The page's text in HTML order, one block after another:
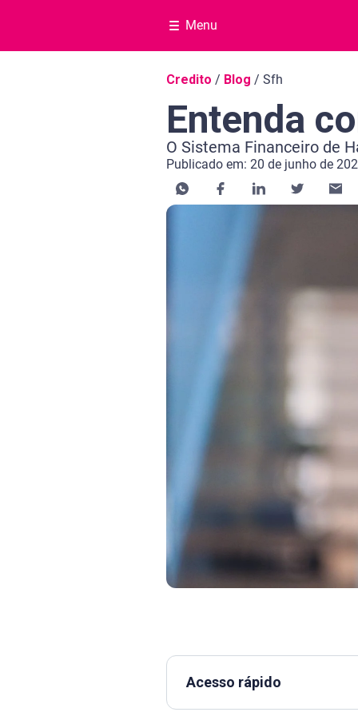
Menu
Navegação do blog
Credito / Blog / Sfh
Entenda
O Sistema Financeiro de
Publicado em: 20 de junho de
Categoria Crédito
Tempo de leitura: 3 minutos
Acesso rápido